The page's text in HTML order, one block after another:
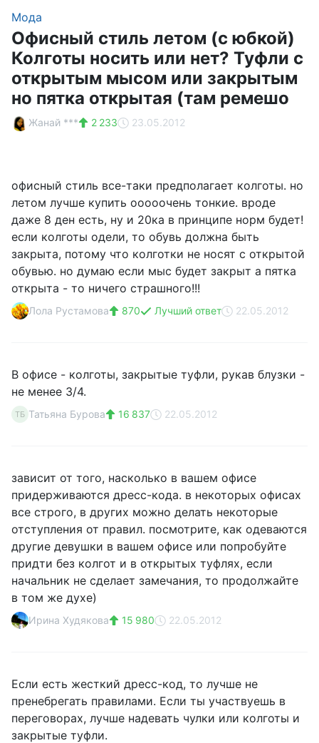
Мода
Офисный стиль летом (с юбкой)
Колготы носить или нет? Туфли с
открытым мысом или закрытым
но пятка открытая (там ремешо
Жанай *** 2 233 23.05.2012
офисный стиль все-таки предполагает колготы. но
летом лучше купить ооооочень тонкие. вроде
даже 8 ден есть, ну и 20ка в принципе норм будет!
если колготы одели, то обувь должна быть
закрыта, потому что колготки не носят с открытой
обувью. но думаю если мыс будет закрыт а пятка
открыта - то ничего страшного!!!
Лола Рустамова 870 Лучший ответ 22.05.2012
В офисе - колготы, закрытые туфли, рукав блузки -
не менее 3/4.
ТБ Татьяна Бурова 16 837 22.05.2012
зависит от того, насколько в вашем офисе
придерживаются дресс-кода. в некоторых офисах
все строго, в других можно делать некоторые
отступления от правил. посмотрите, как одеваются
другие девушки в вашем офисе или попробуйте
придти без колгот и в открытых туфлях, если
начальник не сделает замечания, то продолжайте
в том же духе)
Ирина Худякова 15 980 22.05.2012
Если есть жесткий дресс-код, то лучше не
пренебрегать правилами. Если ты участвуешь в
переговорах, лучше надевать чулки или колготы и
закрытые туфли.